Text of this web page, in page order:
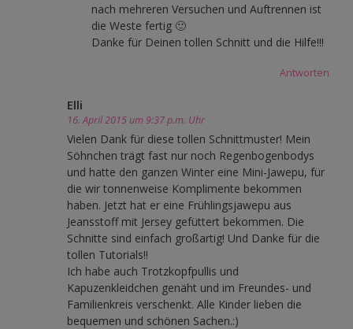
nach mehreren Versuchen und Auftrennen ist
die Weste fertig 🙂
Danke für Deinen tollen Schnitt und die Hilfe!!!
Antworten
Elli
16. April 2015 um 9:37 p.m. Uhr
Vielen Dank für diese tollen Schnittmuster! Mein
Söhnchen trägt fast nur noch Regenbogenbodys
und hatte den ganzen Winter eine Mini-Jawepu, für
die wir tonnenweise Komplimente bekommen
haben. Jetzt hat er eine Frühlingsjawepu aus
Jeansstoff mit Jersey gefüttert bekommen. Die
Schnitte sind einfach großartig! Und Danke für die
tollen Tutorials!!
Ich habe auch Trotzkopfpullis und
Kapuzenkleidchen genäht und im Freundes- und
Familienkreis verschenkt. Alle Kinder lieben die
bequemen und schönen Sachen.:)